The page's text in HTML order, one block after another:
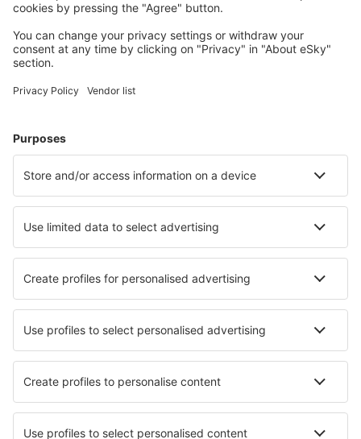
Pernottamenti in Torrevieja Pernottamenti in Marbella
Pernottamenti a Madrid Pernottamenti in Vera
Le migliori sistemazioni - città
Pernottamenti in Carrot River Pernottamenti in Kaysersberg
Pernottamenti in Howtown Pernottamenti in Blantyre
Pernottamenti in Tecoman
Pernottamenti in Chillicothe Pernottamenti in Lancieux
Pernottamenti in Boden Pernottamenti Bryzgiel
Le migliori sistemazioni - zone
Pernottamenti in Galicia Pernottamenti in Costa Daurada